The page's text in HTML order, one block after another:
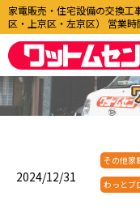
家電販売・住宅設備の交換工
区・上京区・左京区） 営業時
2024/12/31
その他家
わっとブ